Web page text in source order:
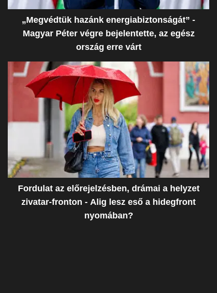
„Megvédtük hazánk energiabiztonságát” -
Magyar Péter végre bejelentette, az egész
ország erre várt
Fordulat az előrejelzésben, drámai a helyzet
zivatar-fronton - Alig lesz eső a hidegfront
nyomában?